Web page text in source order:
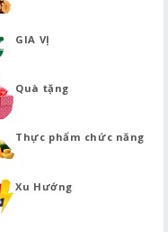
GIA VỊ
Quà tặng
Thực phẩm chức năng
Xu Hướng